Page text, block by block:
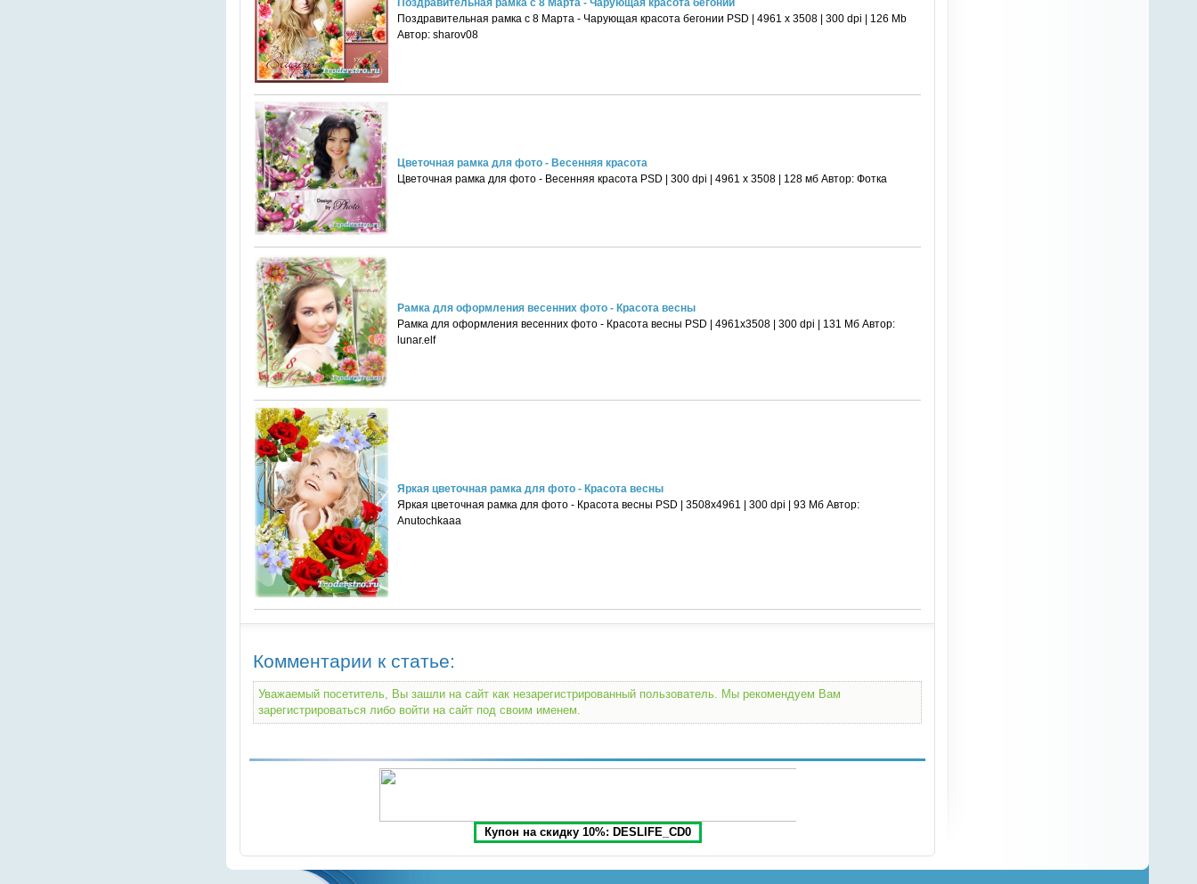
Поздравительная рамка с 8 Марта - Чарующая красота бегонии PSD | 4961 х 3508 | 300 dpi | 126 Mb
Автор: sharov08
Цветочная рамка для фото - Весенняя красота
Цветочная рамка для фото - Весенняя красота PSD | 300 dpi | 4961 x 3508 | 128 мб Автор: Фотка
Рамка для оформления весенних фото - Красота весны
Рамка для оформления весенних фото - Красота весны PSD | 4961х3508 | 300 dpi | 131 Мб Автор:
lunar.elf
Яркая цветочная рамка для фото - Красота весны
Яркая цветочная рамка для фото - Красота весны PSD | 3508х4961 | 300 dpi | 93 Мб Автор:
Anutochkaaa
Комментарии к статье:
Уважаемый посетитель, Вы зашли на сайт как незарегистрированный пользователь. Мы рекомендуем Вам
зарегистрироваться либо войти на сайт под своим именем.
Купон на скидку 10%: DESLIFE_CD0